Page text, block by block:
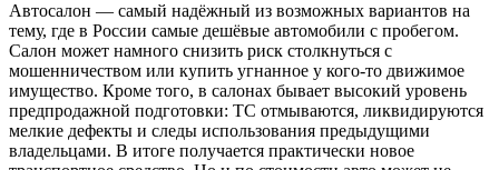
Автосалон — самый надёжный из возможных вариантов на
тему, где в России самые дешёвые автомобили с пробегом.
Салон может намного снизить риск столкнуться с
мошенничеством или купить угнанное у кого-то движимое
имущество. Кроме того, в салонах бывает высокий уровень
предпродажной подготовки: ТС отмываются, ликвидируются
мелкие дефекты и следы использования предыдущими
владельцами. В итоге получается практически новое